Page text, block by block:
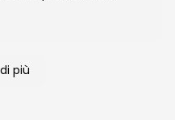
Sanitäranlagen.
perfekt.
più